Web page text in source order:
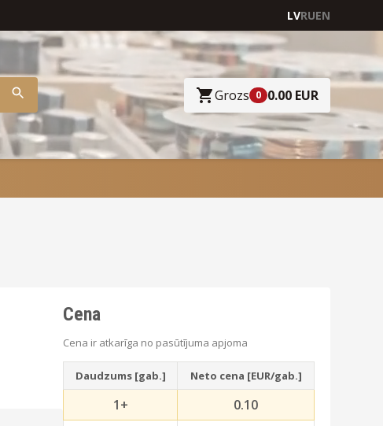
LVRUEN
Grozs 0 0.00 EUR
Cena
Cena ir atkarīga no pasūtījuma apjoma
Daudzums [gab.] Neto cena [EUR/gab.]
1+
0.10